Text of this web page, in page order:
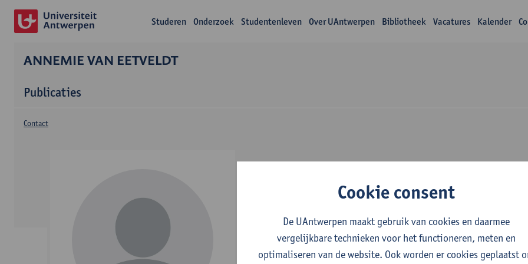
Studeren Onderzoek Studentenleven Over UAntwerpen Bibliotheek Vacatures Kalender
ANNEMIE VAN EETVELDT
Publicaties
Over Annemie Van
Contact
Cookie consent
De UAntwerpen maakt gebruik van cookies en daarmee
vergelijkbare technieken voor het functioneren, meten en
optimaliseren van de website. Ook worden er cookies geplaatst